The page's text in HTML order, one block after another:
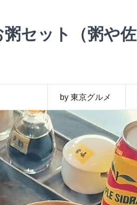
セット（粥や佐
by 東京グルメ